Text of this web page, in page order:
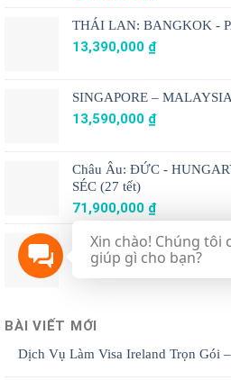
THÁI LAN: BANGKOK -
13,390,000 ₫
SINGAPORE –
13,590,000 ₫
Châu Âu: ĐỨC -
SÉC (27 tết)
71,900,000 ₫
Châu Âu: ĐỨC –PHÁP –
69,900,000₫
BÀI VIẾT MỚI
Dịch Vụ Làm Visa Ireland Trọn Gói
Xin chào! Chúng tôi
giúp gì cho bạn?